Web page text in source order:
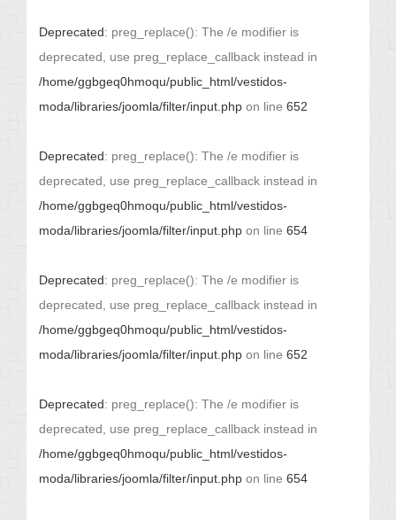
Deprecated: preg_replace(): The /e modifier is
deprecated, use preg_replace_callback instead in
/home/ggbgeq0hmoqu/public_html/vestidos-
moda/libraries/joomla/filter/input.php on line 652
Deprecated: preg_replace(): The /e modifier is
deprecated, use preg_replace_callback instead in
/home/ggbgeq0hmoqu/public_html/vestidos-
moda/libraries/joomla/filter/input.php on line 654
Deprecated: preg_replace(): The /e modifier is
deprecated, use preg_replace_callback instead in
/home/ggbgeq0hmoqu/public_html/vestidos-
moda/libraries/joomla/filter/input.php on line 652
Deprecated: preg_replace(): The /e modifier is
deprecated, use preg_replace_callback instead in
/home/ggbgeq0hmoqu/public_html/vestidos-
moda/libraries/joomla/filter/input.php on line 654